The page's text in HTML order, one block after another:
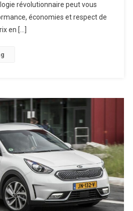
révolutionnaire peut vous
économies et respect de
en […]